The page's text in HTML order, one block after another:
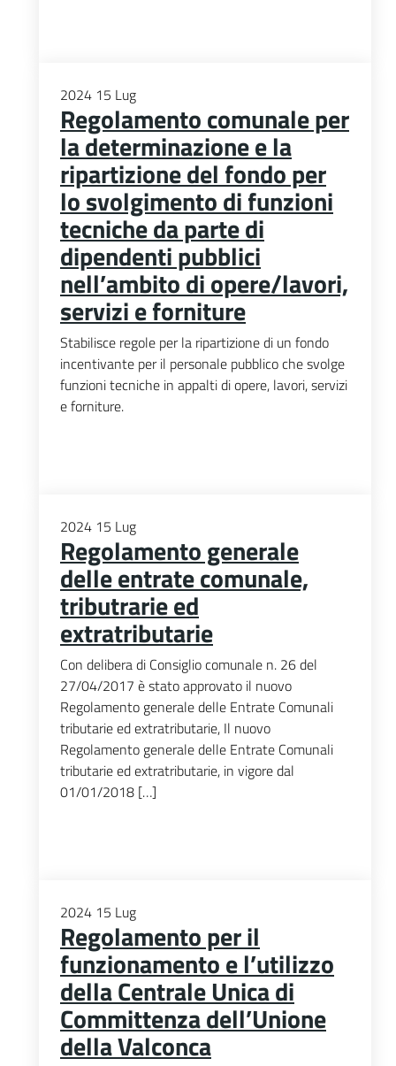
2024 15 Lug
Regolamento comunale per
la determinazione e la
ripartizione del fondo per
lo svolgimento di funzioni
tecniche da parte di
dipendenti pubblici
nell’ambito di opere/lavori,
servizi e forniture
Stabilisce regole per la ripartizione di un fondo
incentivante per il personale pubblico che svolge
funzioni tecniche in appalti di opere, lavori, servizi
e forniture.
2024 15 Lug
Regolamento generale
delle entrate comunale,
tributrarie ed
extratributarie
Con delibera di Consiglio comunale n. 26 del
27/04/2017 è stato approvato il nuovo
Regolamento generale delle Entrate Comunali
tributarie ed extratributarie, Il nuovo
Regolamento generale delle Entrate Comunali
tributarie ed extratributarie, in vigore dal
01/01/2018 […]
2024 15 Lug
Regolamento per il
funzionamento e l’utilizzo
della Centrale Unica di
Committenza dell’Unione
della Valconca